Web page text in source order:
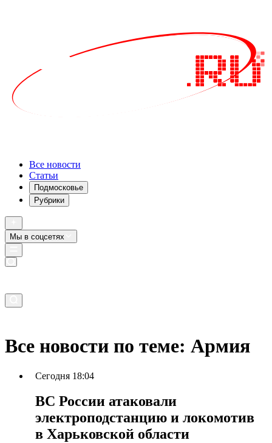
Все новости
Статьи
Подмосковье
Рубрики
Мы в соцсетях
Все новости по теме: Армия
Сегодня 18:04
ВС России атаковали
электроподстанцию и локомотив
в Харьковской области